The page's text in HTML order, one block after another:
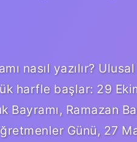
nasıl yazılır?
harfle başlar: 29
Bayramı, Ramazan
Günü, 27